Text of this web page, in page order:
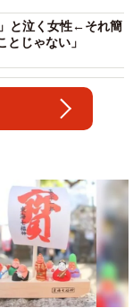
と泣く女性←それ簡
じゃない」